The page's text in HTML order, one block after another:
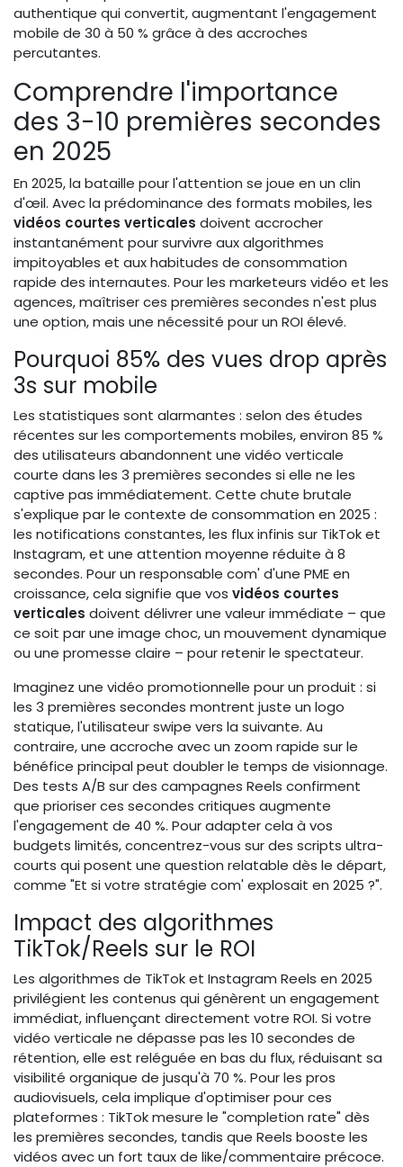
authentique qui convertit, augmentant l'engagement
mobile de 30 à 50 % grâce à des accroches
percutantes.
Comprendre l'importance
des 3-10 premières secondes
en 2025
En 2025, la bataille pour l'attention se joue en un clin
d'œil. Avec la prédominance des formats mobiles, les
vidéos courtes verticales doivent accrocher
instantanément pour survivre aux algorithmes
impitoyables et aux habitudes de consommation
rapide des internautes. Pour les marketeurs vidéo et les
agences, maîtriser ces premières secondes n'est plus
une option, mais une nécessité pour un ROI élevé.
Pourquoi 85% des vues drop après
3s sur mobile
Les statistiques sont alarmantes : selon des études
récentes sur les comportements mobiles, environ 85 %
des utilisateurs abandonnent une vidéo verticale
courte dans les 3 premières secondes si elle ne les
captive pas immédiatement. Cette chute brutale
s'explique par le contexte de consommation en 2025 :
les notifications constantes, les flux infinis sur TikTok et
Instagram, et une attention moyenne réduite à 8
secondes. Pour un responsable com' d'une PME en
croissance, cela signifie que vos vidéos courtes
verticales doivent délivrer une valeur immédiate – que
ce soit par une image choc, un mouvement dynamique
ou une promesse claire – pour retenir le spectateur.
Imaginez une vidéo promotionnelle pour un produit : si
les 3 premières secondes montrent juste un logo
statique, l'utilisateur swipe vers la suivante. Au
contraire, une accroche avec un zoom rapide sur le
bénéfice principal peut doubler le temps de visionnage.
Des tests A/B sur des campagnes Reels confirment
que prioriser ces secondes critiques augmente
l'engagement de 40 %. Pour adapter cela à vos
budgets limités, concentrez-vous sur des scripts ultra-
courts qui posent une question relatable dès le départ,
comme "Et si votre stratégie com' explosait en 2025 ?".
Impact des algorithmes
TikTok/Reels sur le ROI
Les algorithmes de TikTok et Instagram Reels en 2025
privilégient les contenus qui génèrent un engagement
immédiat, influençant directement votre ROI. Si votre
vidéo verticale ne dépasse pas les 10 secondes de
rétention, elle est reléguée en bas du flux, réduisant sa
visibilité organique de jusqu'à 70 %. Pour les pros
audiovisuels, cela implique d'optimiser pour ces
plateformes : TikTok mesure le "completion rate" dès
les premières secondes, tandis que Reels booste les
vidéos avec un fort taux de like/commentaire précoce.